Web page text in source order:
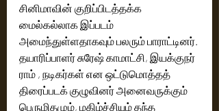
சினிமாவின் குறிப்பிடத்தக்க
மைல்கல்லாக இப்படம்
அமைந்துள்ளதாகவும் பலரும் பாராட்டினர்.
தயாரிப்பாளர் சுரேஷ் காமாட்சி, இயக்குநர்
ராம் , நடிகர்கள் என ஒட்டுமொத்தத்
திரைப்படக் குழுவினர் அனைவருக்கும்
பெருமிதமும், மகிழ்ச்சியும் தந்த